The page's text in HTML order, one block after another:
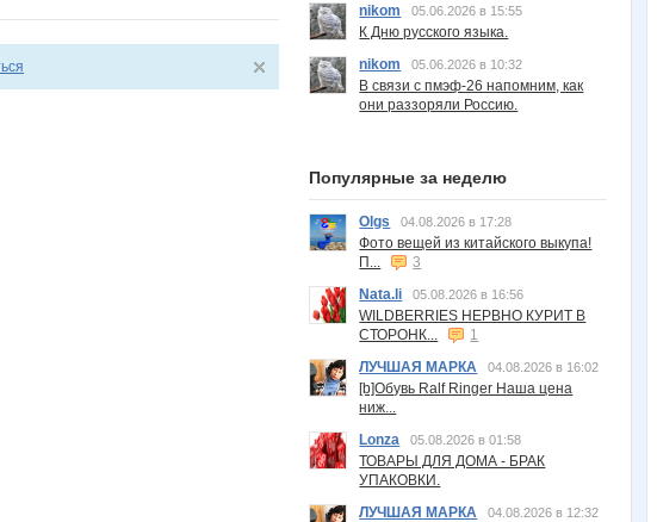
nikom
05.06.2026 в 15:55
К Дню русского языка.
nikom
05.06.2026 в 10:32
В связи с пмэф-26 напомним, как
они раззоряли Россию.
Популярные за неделю
Olgs 04.08.2026 в 17:28
Фото вещей из китайского выкупа!
П...
3
Nata.li
05.08.2026 в 16:56
WILDBERRIES НЕРВНО КУРИТ В
СТОРОНК...
1
ЛУЧШАЯ МАРКА
04.08.2026 в 16:02
[b]Обувь Ralf Ringer Наша цена
ниж...
Lonza
05.08.2026 в 01:58
ТОВАРЫ ДЛЯ ДОМА - БРАК
УПАКОВКИ.
ЛУЧШАЯ МАРКА
04.08.2026 в 12:32